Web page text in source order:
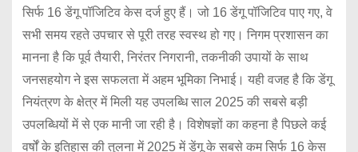
सिर्फ 16 डेंगू पॉजिटिव केस दर्ज हुए हैं। जो 16 डेंगू पॉजिटिव पाए गए, वे
सभी समय रहते उपचार से पूरी तरह स्वस्थ हो गए। निगम प्रशासन का
मानना है कि पूर्व तैयारी, निरंतर निगरानी, तकनीकी उपायों के साथ
जनसहयोग ने इस सफलता में अहम भूमिका निभाई। यही वजह है कि डेंगू
नियंत्रण के क्षेत्र में मिली यह उपलब्धि साल 2025 की सबसे बड़ी
उपलब्धियों में से एक मानी जा रही है। विशेषज्ञों का कहना है पिछले कई
वर्षों के इतिहास की तुलना में 2025 में डेंगू के सबसे कम सिर्फ 16 केस